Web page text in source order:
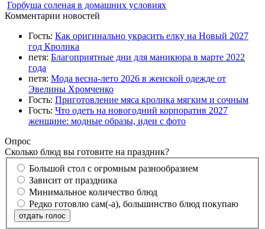
Горбуша соленая в домашних условиях
Комментарии новостей
Гость: Как оригинально украсить елку на Новый 2027
год Кролика
петя: Благоприятные дни для маникюра в марте 2022
года
петя: Мода весна-лето 2026 в женской одежде от
Эвелины Хромченко
Гость: Приготовление мяса кролика мягким и сочным
Гость: Что одеть на новогодний корпоратив 2027
женщине: модные образы, идеи с фото
Опрос
Сколько блюд вы готовите на праздник?
Большой стол с огромным разнообразием
Зависит от праздника
Минимальное количество блюд
Редко готовлю сам(-а), большинство блюд покупаю
отдать голос